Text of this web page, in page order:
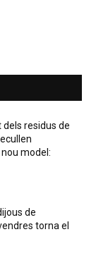
residus de
model:
de
torna el